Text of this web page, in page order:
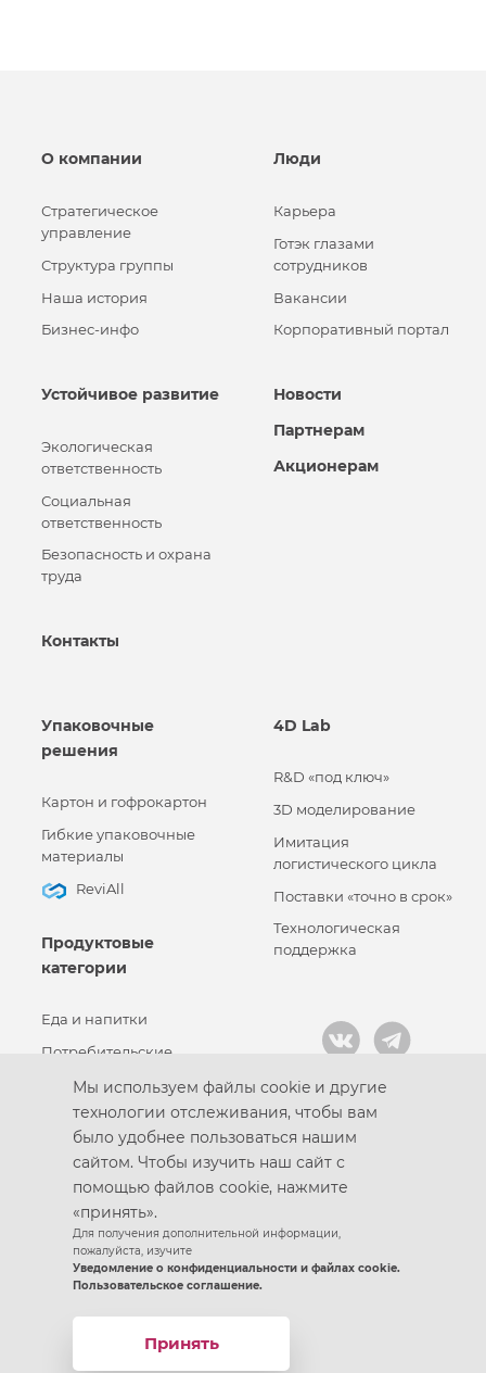
О компании
Стратегическое
управление
Структура группы
Наша история
Бизнес-инфо
Люди
Карьера
Готэк глазами
сотрудников
Вакансии
Корпоративный портал
Устойчивое развитие
Экологическая
ответственность
Социальная
ответственность
Безопасность и охрана
труда
Новости
Партнерам
Акционерам
Контакты
Упаковочные
решения
Картон и гофрокартон
Гибкие упаковочные
материалы
ReviAll
Продуктовые
категории
Еда и напитки
Потребительские
Промышленные товары
4D Lab
R&D «под ключ»
3D моделирование
Имитация
логистического цикла
Поставки «точно в срок»
Технологическая
поддержка
Кодекс корпоративной этики
Политика конфиденциальности
Пользовательское соглашение
Разработано в
Мы используем файлы cookie и другие
технологии отслеживания, чтобы вам
было удобнее пользоваться нашим
сайтом. Чтобы изучить наш сайт с
помощью файлов cookie, нажмите
«принять».
Для получения дополнительной информации,
пожалуйста, изучите
Уведомление о конфиденциальности и файлах cookie.
Пользовательское соглашение.
Принять